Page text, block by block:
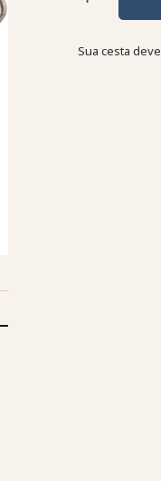
Sua cesta